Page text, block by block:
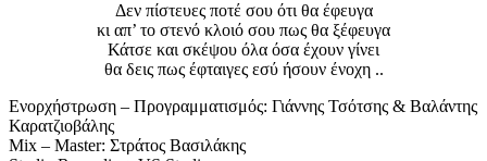
Δεν πίστευες ποτέ σου ότι θα έφευγα
κι απ’ το στενό κλοιό σου πως θα ξέφευγα
Κάτσε και σκέψου όλα όσα έχουν γίνει
θα δεις πως έφταιγες εσύ ήσουν ένοχη ..
Ενορχήστρωση – Προγραμματισμός: Γιάννης Τσότσης & Βαλάντης
Καρατζιοβάλης
Mix – Master: Στράτος Βασιλάκης